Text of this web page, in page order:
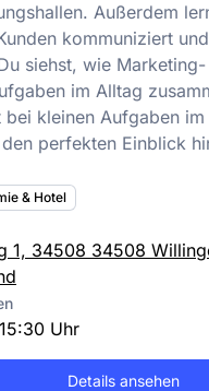
Außerdem
kommuniziert
siehst, wie Marketing-
im Alltag
bei kleinen Aufgaben im
perfekten Einblick
& Hotel
1, 34508 34508
Uhr
Details ansehen